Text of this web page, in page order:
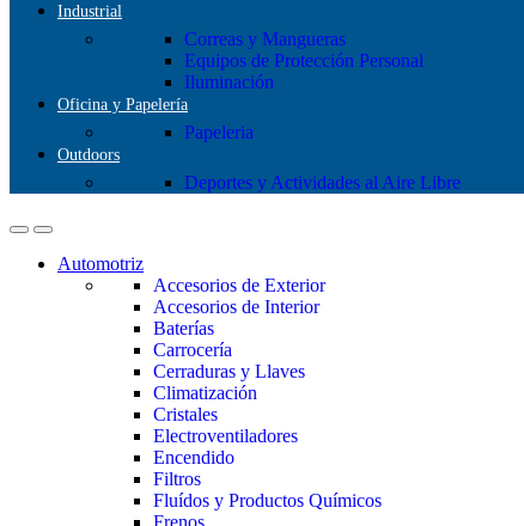
Industrial
Correas y Mangueras
Equipos de Protección Personal
Iluminación
Oficina y Papelería
Papeleria
Outdoors
Deportes y Actividades al Aire Libre
Automotriz
Accesorios de Exterior
Accesorios de Interior
Baterías
Carrocería
Cerraduras y Llaves
Climatización
Cristales
Electroventiladores
Encendido
Filtros
Fluídos y Productos Químicos
Frenos